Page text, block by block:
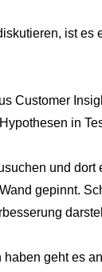
ist es
Customer
in
und
gepinnt.
geht es